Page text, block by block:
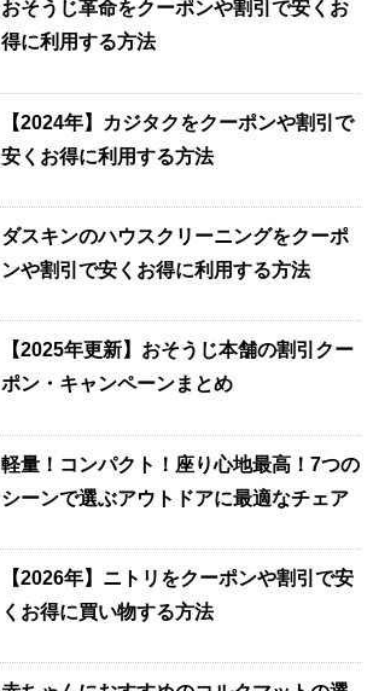
おそうじ革命をクーポンや割引で安くお
得に利用する方法
【2024年】カジタクをクーポンや割引で
安くお得に利用する方法
ダスキンのハウスクリーニングをクーポ
ンや割引で安くお得に利用する方法
【2025年更新】おそうじ本舗の割引クー
ポン・キャンペーンまとめ
軽量！コンパクト！座り心地最高！7つの
シーンで選ぶアウトドアに最適なチェア
【2026年】ニトリをクーポンや割引で安
くお得に買い物する方法